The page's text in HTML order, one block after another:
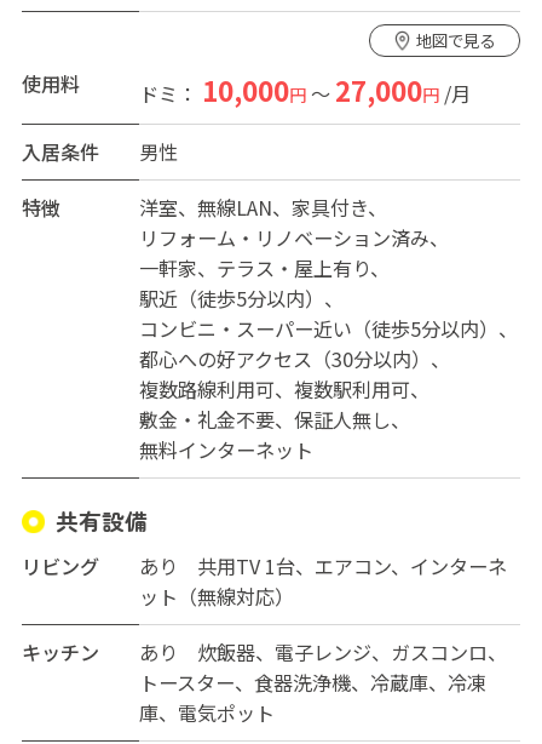
地図で見る
使用料 ドミ： 10,000円～ 27,000円/月
入居条件
男性
特徴
洋室 無線LAN
家具付き
リフォーム・リノベーション済み
一軒家
テラス・屋上有り
駅近（徒歩5分以内）
コンビニ・スーパー近い（徒歩5分以内）
都心への好アクセス（30分以内）
複数路線利用可
複数駅利用可
敷金・礼金不要
保証人無し
無料インターネット
共有設備
リビング
あり 共用TV 1台、エアコン、インターネ
ット（無線対応）
キッチン
あり 炊飯器、電子レンジ、ガスコンロ、
トースター、食器洗浄機、冷蔵庫、冷凍
庫、電気ポット